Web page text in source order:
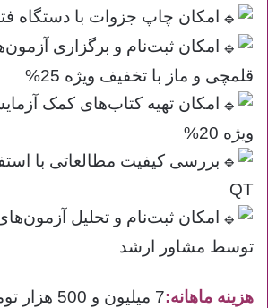
امکان چاپ جزوات با دستگاه
امکان ثبت‌نام و برگزاری
قلمچی و ماز با تخفیف ویژه 25%
امکان تهیه کتاب‌های کمک
ویژه 20%
بررسی کیفیت مطالعاتی با
QT
امکان ثبت‌نام و تحلیل
توسط مشاور ارشد
هزینه ماهانه:7 میلیون و 500 هزار تومان